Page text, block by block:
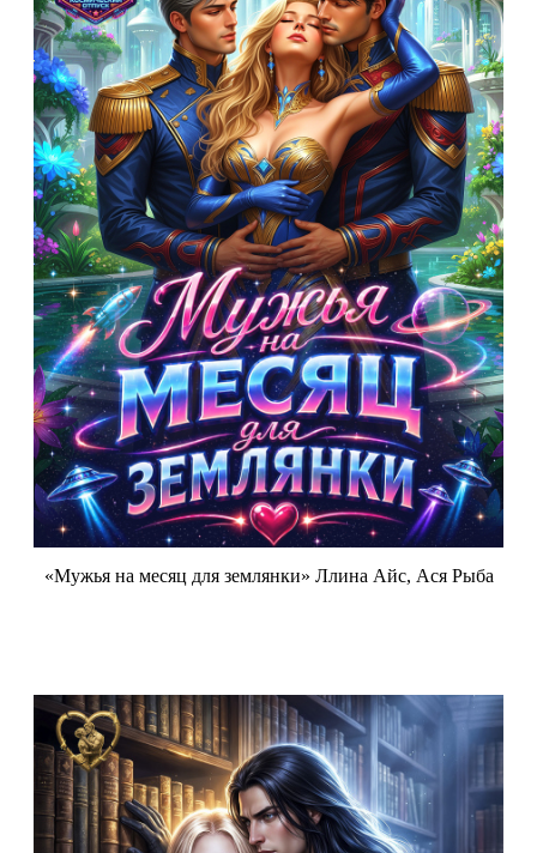
«Мужья на месяц для землянки» Ллина Айс, Ася Рыба